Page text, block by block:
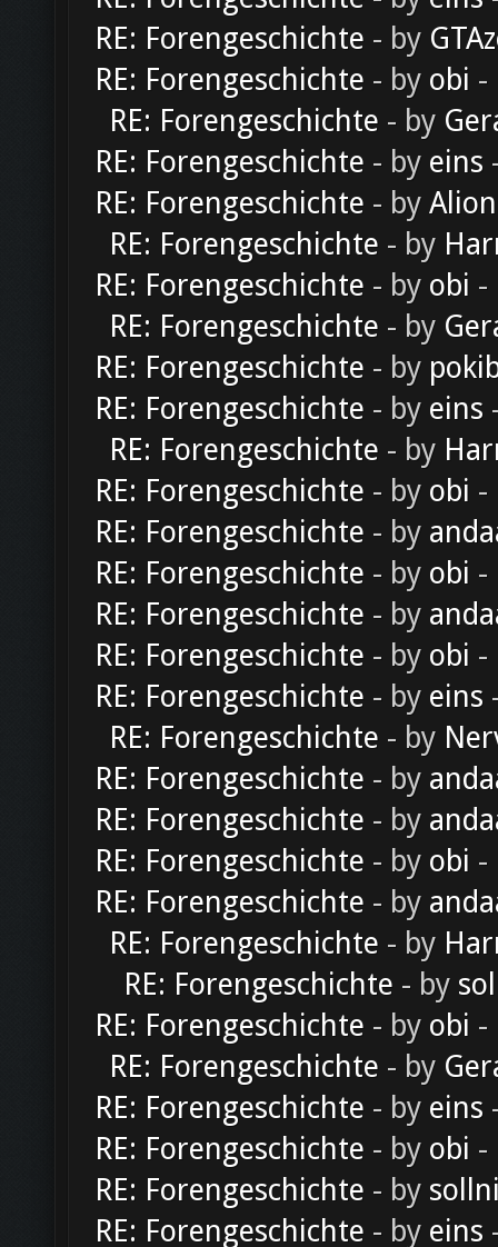
RE: Forengeschichte - by
RE: Forengeschichte - by obi -
RE: Forengeschichte - by
RE: Forengeschichte - by eins
RE: Forengeschichte - by Alion
RE: Forengeschichte - by
RE: Forengeschichte - by obi -
RE: Forengeschichte - by
RE: Forengeschichte - by
RE: Forengeschichte - by eins
RE: Forengeschichte - by
RE: Forengeschichte - by obi -
RE: Forengeschichte - by
RE: Forengeschichte - by obi -
RE: Forengeschichte - by
RE: Forengeschichte - by obi -
RE: Forengeschichte - by eins
RE: Forengeschichte - by
RE: Forengeschichte - by
RE: Forengeschichte - by
RE: Forengeschichte - by obi -
RE: Forengeschichte - by
RE: Forengeschichte - by
RE: Forengeschichte - by
RE: Forengeschichte - by obi -
RE: Forengeschichte - by
RE: Forengeschichte - by eins
RE: Forengeschichte - by obi -
RE: Forengeschichte - by
RE: Forengeschichte - by eins